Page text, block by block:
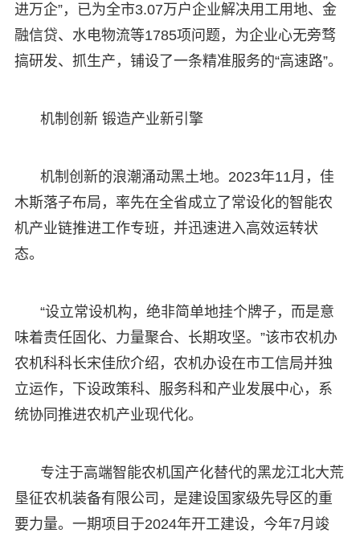
进万企”，已为全市3.07万户企业解决用工用地、金
融信贷、水电物流等1785项问题，为企业心无旁骛
搞研发、抓生产，铺设了一条精准服务的“高速路”。
机制创新 锻造产业新引擎
机制创新的浪潮涌动黑土地。2023年11月，佳
木斯落子布局，率先在全省成立了常设化的智能农
机产业链推进工作专班，并迅速进入高效运转状
态。
“设立常设机构，绝非简单地挂个牌子，而是意
味着责任固化、力量聚合、长期攻坚。”该市农机办
农机科科长宋佳欣介绍，农机办设在市工信局并独
立运作，下设政策科、服务科和产业发展中心，系
统协同推进农机产业现代化。
专注于高端智能农机国产化替代的黑龙江北大荒
垦征农机装备有限公司，是建设国家级先导区的重
要力量。一期项目于2024年开工建设，今年7月竣